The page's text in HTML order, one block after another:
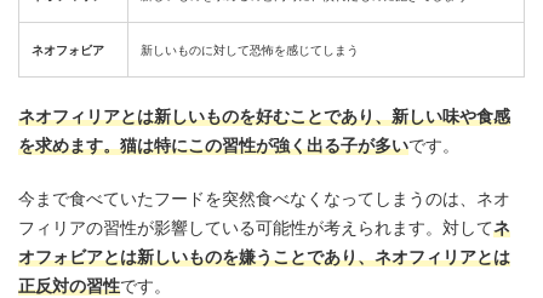
ネオフォビア 新しいものに対して恐怖を感じてしまう
ネオフィリアとは新しいものを好むことであり、新しい味や食感
を求めます。猫は特にこの習性が強く出る子が多いです。
今まで食べていたフードを突然食べなくなってしまうのは、ネオ
フィリアの習性が影響している可能性が考えられます。対してネ
オフォビアとは新しいものを嫌うことであり、ネオフィリアとは
正反対の習性です。